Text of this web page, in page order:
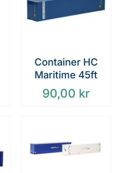
Container HC
Maritime 45ft
90,00 kr